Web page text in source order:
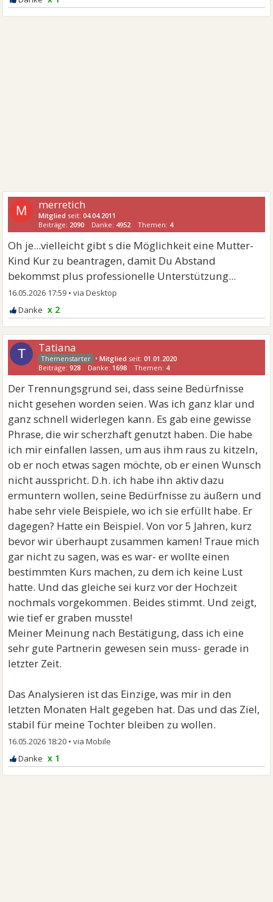
M merretich
Mitglied seit:04.04.2011
Beiträge: 2090 Danke: 4952 Themen: 4
Oh je...vielleicht gibt s die Möglichkeit eine Mutter-
Kind Kur zu beantragen, damit Du Abstand
bekommst plus professionelle Unterstützung...
16.05.2026 17:59 •
x 2
T Tatiana
•Mitglied seit:01.01.2020
Beiträge:928 Danke: 1698 Themen: 4
Der Trennungsgrund sei, dass seine Bedürfnisse
nicht gesehen worden seien. Was ich ganz klar und
ganz schnell widerlegen kann. Es gab eine gewisse
Phrase, die wir scherzhaft genutzt haben. Die habe
ich mir einfallen lassen, um aus ihm raus zu kitzeln,
ob er noch etwas sagen möchte, ob er einen Wunsch
nicht ausspricht. D.h. ich habe ihn aktiv dazu
ermuntern wollen, seine Bedürfnisse zu äußern und
habe sehr viele Beispiele, wo ich sie erfüllt habe. Er
dagegen? Hatte ein Beispiel. Von vor 5 Jahren, kurz
bevor wir überhaupt zusammen kamen! Traue mich
gar nicht zu sagen, was es war- er wollte einen
bestimmten Kurs machen, zu dem ich keine Lust
hatte. Und das gleiche sei kurz vor der Hochzeit
nochmals vorgekommen. Beides stimmt. Und zeigt,
wie tief er graben musste!
Meiner Meinung nach Bestätigung, dass ich eine
sehr gute Partnerin gewesen sein muss- gerade in
letzter Zeit.
Das Analysieren ist das Einzige, was mir in den
letzten Monaten Halt gegeben hat. Das und das Ziel,
stabil für meine Tochter bleiben zu wollen.
16.05.2026 18:20 •
x 1